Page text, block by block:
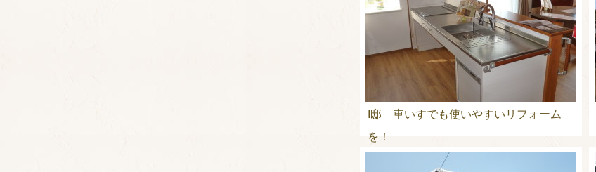
I邸 車いすでも使いやすいリフォーム
を！